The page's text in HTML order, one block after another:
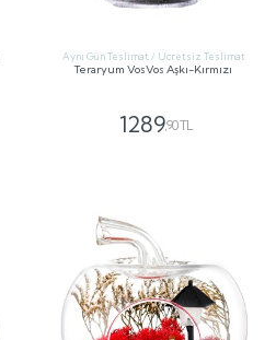
Aynı Gün Teslimat / Ücretsiz Teslimat
Teraryum VosVos Aşkı-Kırmızı
1289,90 TL